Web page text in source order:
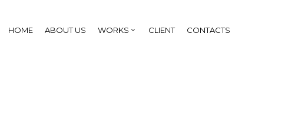
HOME ABOUT US WORKS CLIENT CONTACTS